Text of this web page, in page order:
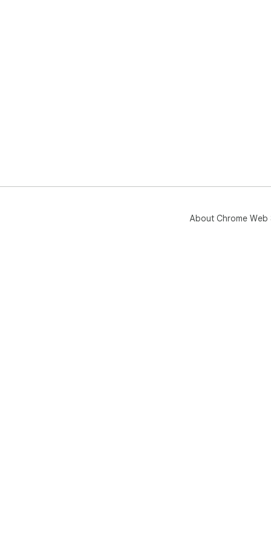
About Chrome Web